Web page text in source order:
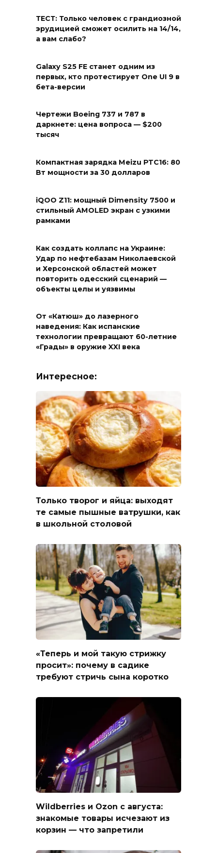
ТЕСТ: Только человек с грандиозной
эрудицией сможет осилить на 14/14,
а вам слабо?
Galaxy S25 FE станет одним из
первых, кто протестирует One UI 9 в
бета-версии
Чертежи Boeing 737 и 787 в
даркнете: цена вопроса — $200
тысяч
Компактная зарядка Meizu PTC16: 80
Вт мощности за 30 долларов
iQOO Z11: мощный Dimensity 7500 и
стильный AMOLED экран с узкими
рамками
Как создать коллапс на Украине:
Удар по нефтебазам Николаевской
и Херсонской областей может
повторить одесский сценарий —
объекты целы и уязвимы
От «Катюш» до лазерного
наведения: Как испанские
технологии превращают 60-летние
«Грады» в оружие XXI века
Интересное:
Только творог и яйца: выходят
те самые пышные ватрушки, как
в школьной столовой
«Теперь и мой такую стрижку
просит»: почему в садике
требуют стричь сына коротко
Wildberries и Ozon с августа:
знакомые товары исчезают из
корзин — что запретили